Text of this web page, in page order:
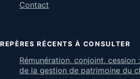
Contact
REPÈRES RÉCENTS À CONSULTER
Rémunération, conjoint,
de la gestion de patrimoine du